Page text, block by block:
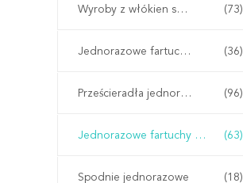
Wyroby z włókien sztucznych (73)
Jednorazowe fartuchy chirurgiczne (36)
Prześcieradła jednorazowe (96)
Jednorazowe fartuchy ochronne (63)
Spodnie jednorazowe (18)